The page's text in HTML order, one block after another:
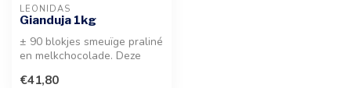
LEONIDAS
Gianduja 1kg
± 90 blokjes smeuïge praliné
en melkchocolade. Deze
...
€41,80